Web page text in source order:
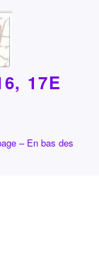
17E
– En bas des